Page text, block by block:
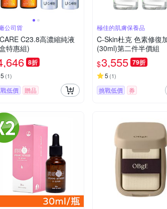
公司貨
C23.8高濃縮純液
特惠組)
8折
5 (1)
低價 贈品
極佳的肌膚保養品
C-Skin杜克 色素修復
(30ml)第二件半價組
$3,555 79折
5 (1)
挑戰低價 券